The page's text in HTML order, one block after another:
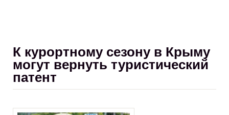
К курортному сезону в Крыму
могут вернуть туристический
патент